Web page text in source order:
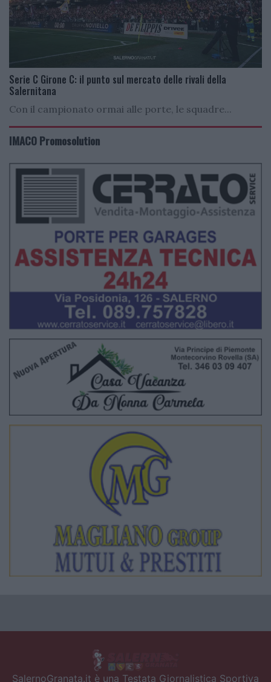
Serie C Girone C: il punto sul mercato delle rivali della
Salernitana
Con il campionato ormai alle porte, le squadre...
IMACO Promosolution
SalernoGranata.it è una Testata Giornalistica Sportiva